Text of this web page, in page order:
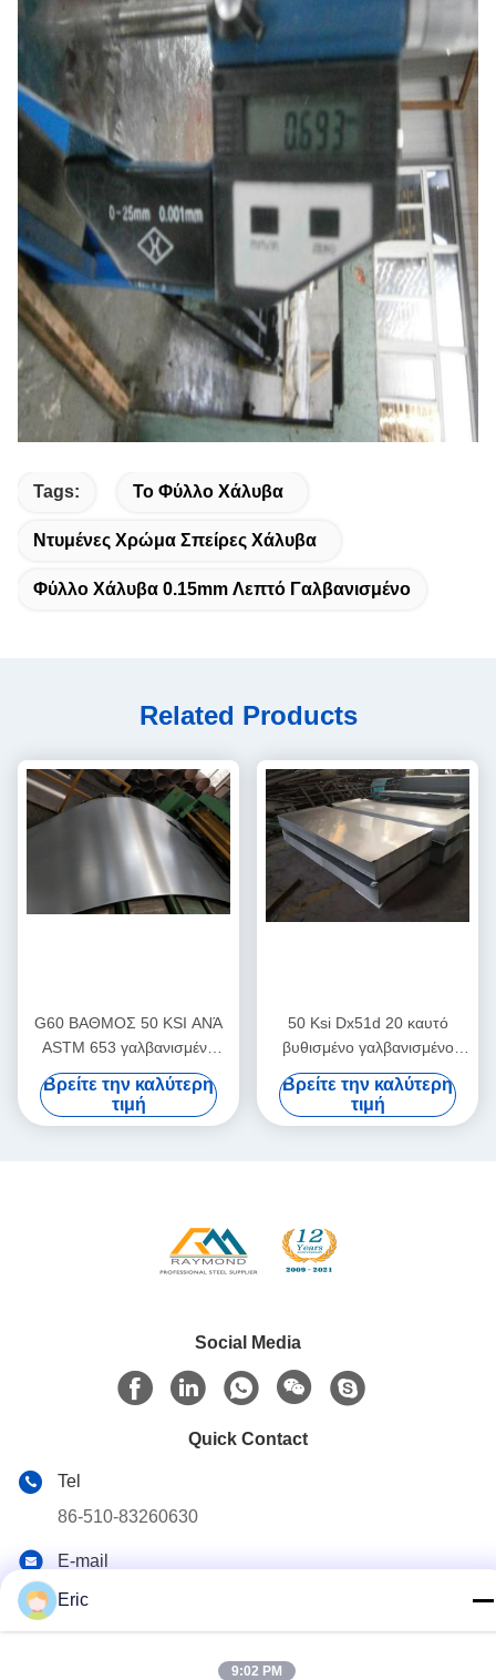
Tags: Το Φύλλο Χάλυβα
Ντυμένες Χρώμα Σπείρες Χάλυβα
Φύλλο Χάλυβα 0.15mm Λεπτό Γαλβανισμένο
Related Products
G60 ΒΑΘΜΟΣ 50 KSI ΑΝΆ
ASTM 653 γαλβανισμένα
φύλλα σιδήρου καυτής
εμβύθισης
Βρείτε την καλύτερη
τιμή
50 Ksi Dx51d 20 καυτό
βυθισμένο γαλβανισμένο
φύλλο χάλυβα μετρητών
καμία πούλια
Βρείτε την καλύτερη
τιμή
Social Media
Quick Contact
Tel
86-510-83260630
E-mail
adam@wxhy.com.cn
Address
Δωμάτιο 2001, πύλη 10, διαμέρισμα Guanyuan, Maoye
Eric
9:02 PM